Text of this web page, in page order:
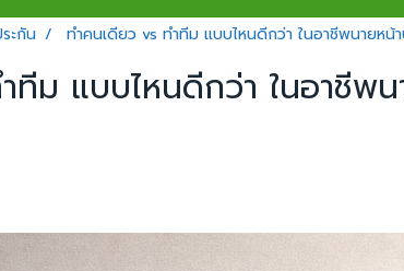
ะกัน ทำคนเดียว vs ทำทีม แบบไหนดีกว่า ในอาชีพนายหน้
ทีม แบบไหนดีกว่า ในอาชีพ